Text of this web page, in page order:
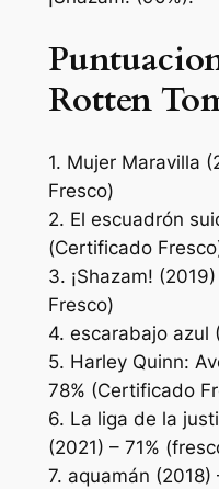
Rotten
1. Mujer Maravilla
Fresco)
2. El escuadrón
(Certificado
3. ¡Shazam!
Fresco)
4. escarabajo azul
5. Harley Quinn:
78% (Certificado
6. La liga de la
(2021) – 71%
7. aquamán (2018)